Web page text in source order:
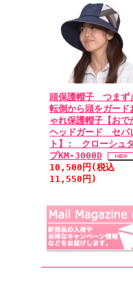
頭保護帽子 つまず
転倒から頭をガード
ゃれ保護帽子【おで
ヘッドガード セパ
ト】: クローシュ
プKM-3000D
10,500円(税込
11,550円)